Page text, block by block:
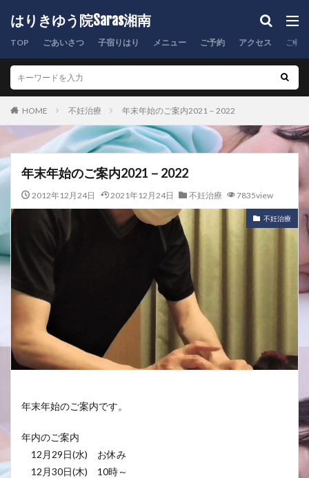
はりきゆう院Saras湘南
TOP ごあいさつ 子宿りはり メニュー ご予約 アクセス ご質
HOME 不妊治療 年末年始のご案内2021－2022
年末年始のご案内2021－2022
2012年12月24日 2021年12月24日 不妊治療 7835view
不妊治療
年末年始のご案内です。
年内のご案内
12月29日(水) お休み
12月30日(木) 10時～